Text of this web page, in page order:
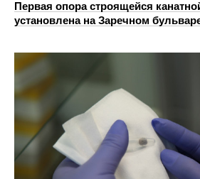
Первая опора строящейся
установлена на Заречном